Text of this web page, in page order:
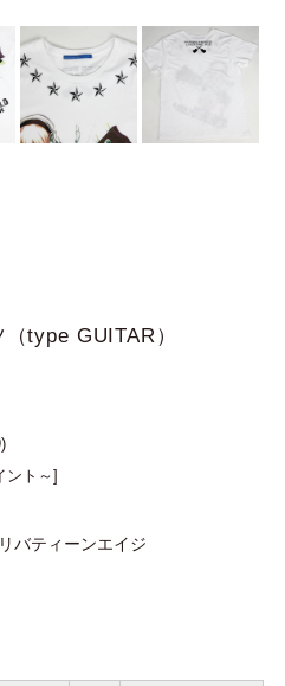
type GUITAR）
ント～]
バティーンエイジ